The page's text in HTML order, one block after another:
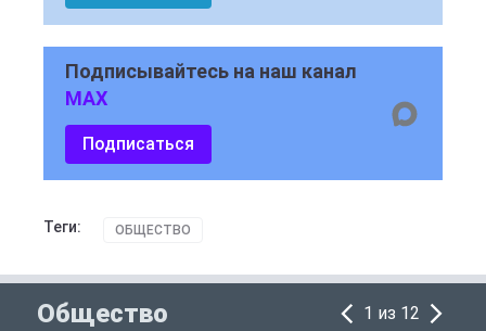
Подписывайтесь на наш канал
MAX
Подписаться
Теги: ОБЩЕСТВО
Общество 1 из 12